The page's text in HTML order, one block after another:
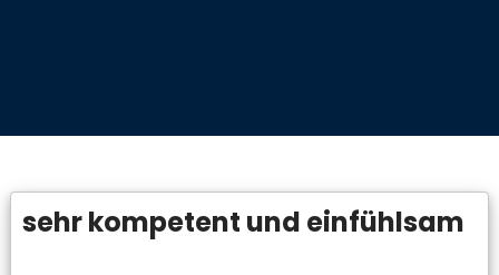
sehr kompetent und einfühlsam